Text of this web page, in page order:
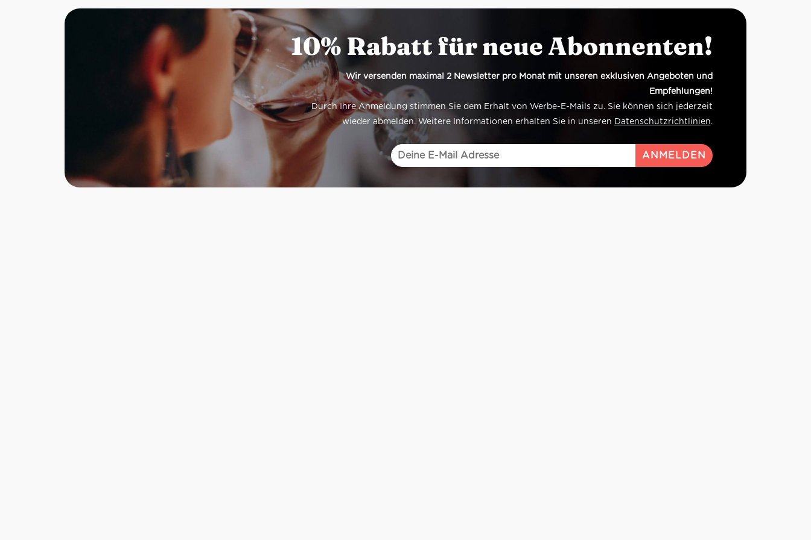
Farbe: dunkles Rubinrot
Geruch: reife Früchte, ätherische
Öle
Geschmack: konzentriert, rund,
umhüllend
Gambero Rosso: drei Gläser
Idealer Versandkarton: 21 Flaschen
10% Rabatt für neue Abonnenten!
Wir versenden maximal 2 Newsletter pro Monat mit unseren exklusiven Angeboten und
Empfehlungen!
Durch Ihre Anmeldung stimmen Sie dem Erhalt von Werbe-E-Mails zu. Sie können sich jederzeit
wieder abmelden. Weitere Informationen erhalten Sie in unseren Datenschutzrichtlinien.